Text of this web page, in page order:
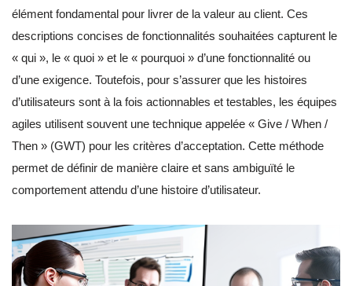
élément fondamental pour livrer de la valeur au client. Ces
descriptions concises de fonctionnalités souhaitées capturent le
« qui », le « quoi » et le « pourquoi » d’une fonctionnalité ou
d’une exigence. Toutefois, pour s’assurer que les histoires
d’utilisateurs sont à la fois actionnables et testables, les équipes
agiles utilisent souvent une technique appelée « Give / When /
Then » (GWT) pour les critères d’acceptation. Cette méthode
permet de définir de manière claire et sans ambiguïté le
comportement attendu d’une histoire d’utilisateur.